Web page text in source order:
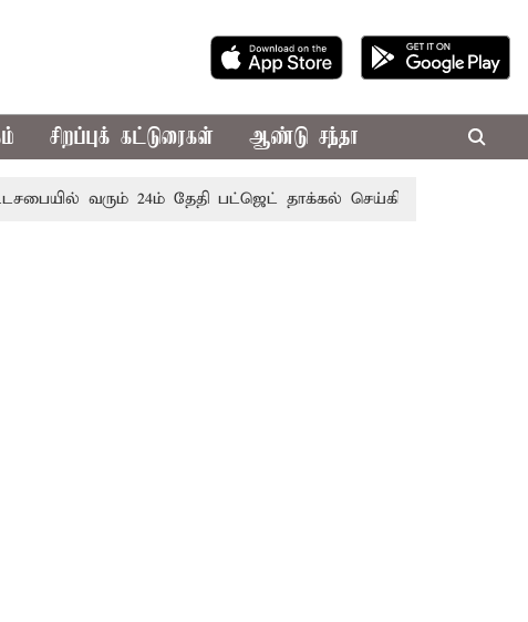
சிறப்புக் கட்டுரைகள் ஆண்டு சந்தா
வரும் 24ம் தேதி பட்ஜெட் தாக்கல் செய்கிறார் முதல்-அமைச்சர்